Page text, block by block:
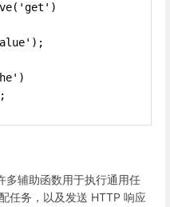
多辅助函数用于执行通用任
任务，以及发送 HTTP 响应